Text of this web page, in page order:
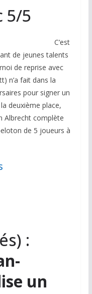
5/5
C’est
de jeunes talents
de reprise avec
n’a fait dans la
pour signer un
deuxième place,
Albrecht complète
de 5 joueurs à
:
un